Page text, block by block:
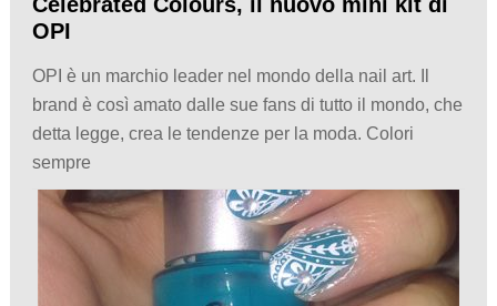
OPI
OPI è un marchio leader nel mondo della nail art. Il
brand è così amato dalle sue fans di tutto il mondo, che
detta legge, crea le tendenze per la moda. Colori
sempre